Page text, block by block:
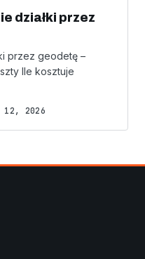
działki przez
przez geodetę –
Ile kosztuje
12, 2026